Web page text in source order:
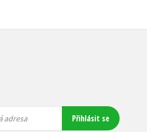
adresa Přihlásit se